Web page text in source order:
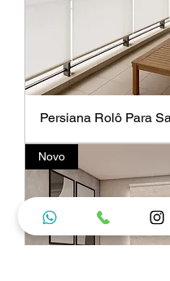
Persiana Rolô Para
Novo